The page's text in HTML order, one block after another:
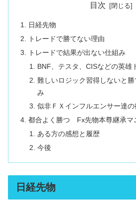
目次
日経先物
トレードで勝てない理由
トレードで結果が出ない仕組み
BNF、テスタ、CISなどの英雄
難しいロジック習得しないと
み
似非ＦＸインフルエンサー達
都合よく勝つ Fx先物本尊継承マ
ある方の感想と履歴
今後
日経先物